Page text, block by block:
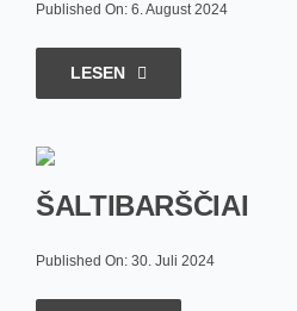
Published On: 6. August 2024
LESEN
ŠALTIBARŠČIAI
Published On: 30. Juli 2024